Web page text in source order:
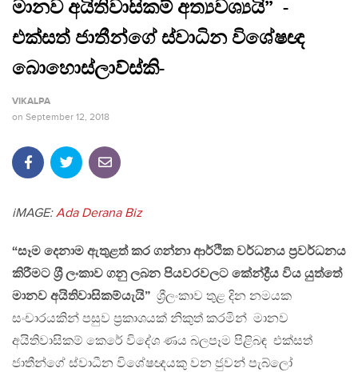
මානව අයිතිවාසිකම් අත්‍යවශ්‍යයි” -
එක්සත් ජාතීන්ගේ ස්වාධින විශේෂඥ
බොහොස්ලාව්ස්කි-
VIKALPA
on September 12, 2018
iMAGE:Ada Derana Biz
“සෑම දෙනාම ඇතුළත් කර ගන්නා ආර්ථික වර්ධනය ප‍්‍රවර්ධනය
කිරීමට ශ‍්‍රී ලංකාව ගනු ලබන පියවරවලට කේන්ද්‍රීය විය යුත්තේ
මානව අයිතිවාසිකම්යැයි” ශ්‍රීලංකාව තුළ දින නමයක
සංචාරයකින් පසුව ප‍්‍රකාශයක් නිකුත් කරමින් මානව
අයිතිවාසිකම් කෙරේ විදේශ ණය බලපෑම පිළිබඳ එක්සත්
ජාතීන්ගේ ස්වාධීන විශේෂඥයකු වන ජුවන් පැබ්ලෝ